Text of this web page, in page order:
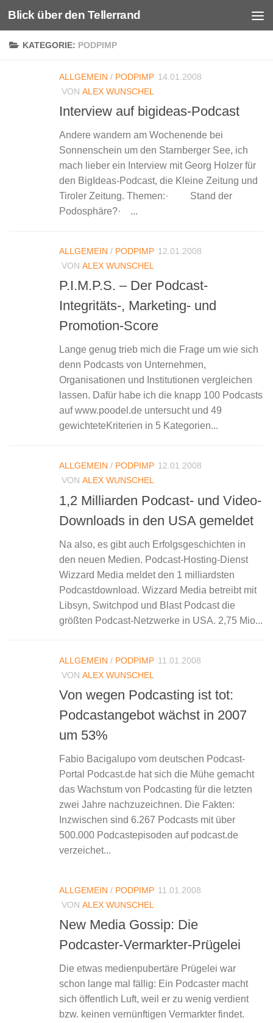
Unter dem Inhalt
Blick über den Tellerrand
KATEGORIE: PODPIMP
ALLGEMEIN / PODPIMP 14.01.2008
VON ALEX WUNSCHEL
Interview auf bigideas-Podcast
Andere wandern am Wochenende bei
Sonnenschein um den Starnberger See, ich
mach lieber ein Interview mit Georg Holzer für
den BigIdeas-Podcast, die Kleine Zeitung und
Tiroler Zeitung. Themen:· Stand der
Podosphäre?· ...
ALLGEMEIN / PODPIMP 12.01.2008
VON ALEX WUNSCHEL
P.I.M.P.S. – Der Podcast-
Integritäts-, Marketing- und
Promotion-Score
Lange genug trieb mich die Frage um wie sich
denn Podcasts von Unternehmen,
Organisationen und Institutionen vergleichen
lassen. Dafür habe ich die knapp 100 Podcasts
auf www.poodel.de untersucht und 49
gewichteteKriterien in 5 Kategorien...
ALLGEMEIN / PODPIMP 12.01.2008
VON ALEX WUNSCHEL
1,2 Milliarden Podcast- und Video-
Downloads in den USA gemeldet
Na also, es gibt auch Erfolgsgeschichten in
den neuen Medien. Podcast-Hosting-Dienst
Wizzard Media meldet den 1 milliardsten
Podcastdownload. Wizzard Media betreibt mit
Libsyn, Switchpod und Blast Podcast die
größten Podcast-Netzwerke in USA. 2,75 Mio...
ALLGEMEIN / PODPIMP 11.01.2008
VON ALEX WUNSCHEL
Von wegen Podcasting ist tot:
Podcastangebot wächst in 2007
um 53%
Fabio Bacigalupo vom deutschen Podcast-
Portal Podcast.de hat sich die Mühe gemacht
das Wachstum von Podcasting für die letzten
zwei Jahre nachzuzeichnen. Die Fakten:
Inzwischen sind 6.267 Podcasts mit über
500.000 Podcastepisoden auf podcast.de
verzeichet...
ALLGEMEIN / PODPIMP 11.01.2008
VON ALEX WUNSCHEL
New Media Gossip: Die
Podcaster-Vermarkter-Prügelei
Die etwas medienpubertäre Prügelei war
schon lange mal fällig: Ein Podcaster macht
sich öffentlich Luft, weil er zu wenig verdient
bzw. keinen vernünftigen Vermarkter findet.